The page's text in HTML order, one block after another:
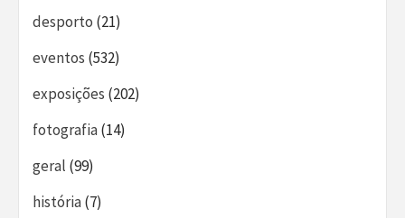
desporto (21)
eventos (532)
exposições (202)
fotografia(14)
geral (99)
história(7)